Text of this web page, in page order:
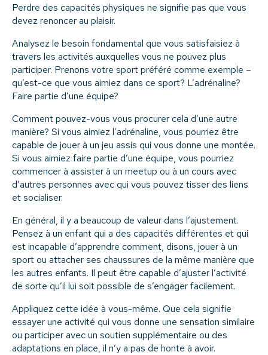
Perdre des capacités physiques ne signifie pas que vous
devez renoncer au plaisir.
Analysez le besoin fondamental que vous satisfaisiez à
travers les activités auxquelles vous ne pouvez plus
participer. Prenons votre sport préféré comme exemple –
qu’est-ce que vous aimiez dans ce sport? L’adrénaline?
Faire partie d’une équipe?
Comment pouvez-vous vous procurer cela d’une autre
manière? Si vous aimiez l’adrénaline, vous pourriez être
capable de jouer à un jeu assis qui vous donne une montée.
Si vous aimiez faire partie d’une équipe, vous pourriez
commencer à assister à un meetup ou à un cours avec
d’autres personnes avec qui vous pouvez tisser des liens
et socialiser.
En général, il y a beaucoup de valeur dans l’ajustement.
Pensez à un enfant qui a des capacités différentes et qui
est incapable d’apprendre comment, disons, jouer à un
sport ou attacher ses chaussures de la même manière que
les autres enfants. Il peut être capable d’ajuster l’activité
de sorte qu’il lui soit possible de s’engager facilement.
Appliquez cette idée à vous-même. Que cela signifie
essayer une activité qui vous donne une sensation similaire
ou participer avec un soutien supplémentaire ou des
adaptations en place, il n’y a pas de honte à avoir.